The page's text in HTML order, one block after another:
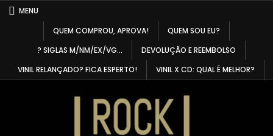
SkipMENU
QUEM COMPROU, APROVA!
QUEM SOU EU?
? SIGLAS M/NM/EX/VG…
DEVOLUÇÃO E REEMBOLSO
VINIL RELANÇADO? FICA ESPERTO!
VINIL X CD: QUAL É MELHOR?